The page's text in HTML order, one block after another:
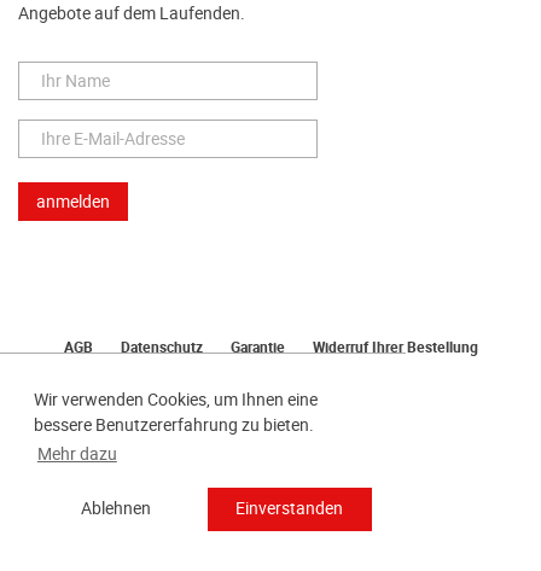
Wir verwenden Cookies, um Ihnen eine
bessere Benutzererfahrung zu bieten.
Mehr dazu
Ablehnen Einverstanden
Angebote auf dem Laufenden.
AGB Datenschutz Garantie
Widerruf Ihrer Bestellung